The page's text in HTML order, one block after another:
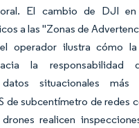
El cambio de DJI
a las "Zonas de
operador ilustra cómo
la responsabilidad
situacionales más
de subcentímetro de redes
realicen